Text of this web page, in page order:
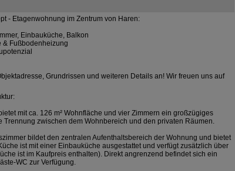
- Etagenwohnung im Zentrum von Haren:
Einbauküche, Balkon
& Fußbodenheizung
Grundrissen und weiteren Details an! Wir freuen uns auf
mit ca. 126 m² Wohnfläche und vier Zimmern ein großzügiges
zwischen dem Wohnbereich und den privaten Räumen.
bildet den zentralen Aufenthaltsbereich der Wohnung und bietet
ist mit einer Einbauküche ausgestattet und verfügt zusätzlich über
ist im Kaufpreis enthalten). Direkt angrenzend befindet sich ein
WC zur Verfügung.